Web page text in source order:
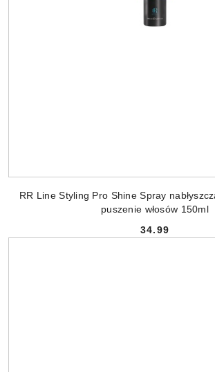
RR Line Styling Pro Shine Spray
puszenie włosów 150ml
Cena:
34.99